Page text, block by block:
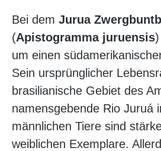
Bei dem Jurua
(Apistogramma juruensis
um einen
Sein ursprünglicher
brasilianische Gebiet des
namensgebende Rio Juruá
männlichen Tiere sind
weiblichen Exemplare.